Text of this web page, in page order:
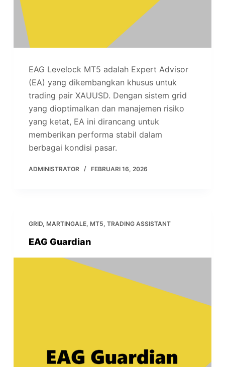
EAG Levelock MT5 adalah Expert Advisor
(EA) yang dikembangkan khusus untuk
trading pair XAUUSD. Dengan sistem grid
yang dioptimalkan dan manajemen risiko
yang ketat, EA ini dirancang untuk
memberikan performa stabil dalam
berbagai kondisi pasar.
ADMINISTRATOR FEBRUARI 16, 2026
GRID, MARTINGALE, MT5, TRADING ASSISTANT
EAG Guardian